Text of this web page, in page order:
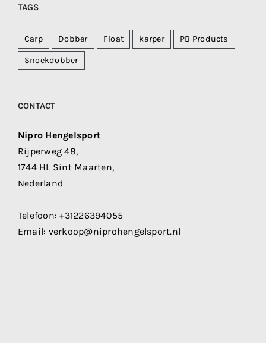
TAGS
Carp Dobber Float karper PB Products
Snoekdobber
CONTACT
Nipro Hengelsport
Rijperweg 48,
1744 HL Sint Maarten,
Nederland
Telefoon:+31226394055
Email: verkoop@niprohengelsport.nl